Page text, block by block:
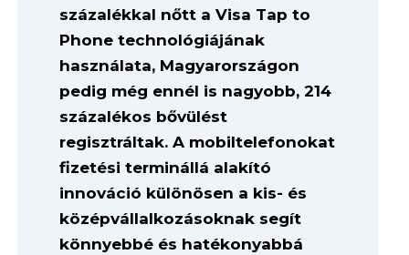
százalékkal nőtt a Visa Tap to
Phone technológiájának
használata, Magyarországon
pedig még ennél is nagyobb, 214
százalékos bővülést
regisztráltak. A mobiltelefonokat
fizetési terminállá alakító
innováció különösen a kis- és
középvállalkozásoknak segít
könnyebbé és hatékonyabbá